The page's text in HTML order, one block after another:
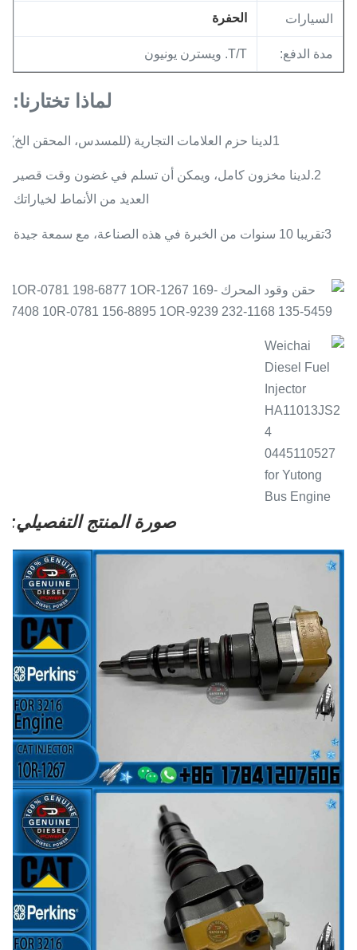
السيارات الحفرة
مدة الدفع: T/T. ويسترن يونيون
لماذا تختارنا:
1لدينا حزم العلامات التجارية (للمسدس، المحقن الخ)
2.لدينا مخزون كامل، ويمكن أن تسلم في غضون وقت قصير.
العديد من الأنماط لخياراتك.
3تقريبا 10 سنوات من الخبرة في هذه الصناعة، مع سمعة جيدة.
صورة المنتج التفصيلي: